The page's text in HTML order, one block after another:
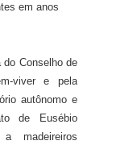
em anos
do Conselho de
viver e pela
autônomo e
de Eusébio
madeireiros